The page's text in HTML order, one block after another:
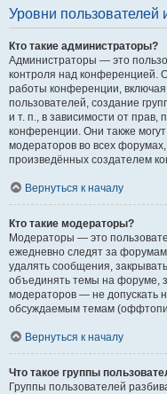
Уровни пользователей
Кто такие администраторы?
Администраторы — это
контроля над конференцией.
работы конференции,
пользователей, создание
и т. п., в зависимости от
конференции. Они также
модераторов во всех
произведённых создателем
Вернуться к началу
Кто такие модераторы?
Модераторы — это
ежедневно следят за
удалять сообщения,
объединять темы на форуме,
модераторов — не допускать
обсуждаемым темам
Вернуться к началу
Что такое группы
Группы пользователей